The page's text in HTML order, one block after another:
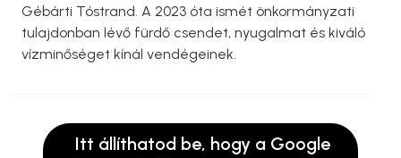
Gébárti Tóstrand. A 2023 óta ismét önkormányzati
tulajdonban lévő fürdő csendet, nyugalmat és kiváló
vízminőséget kínál vendégeinek.
Itt állíthatod be, hogy a Google